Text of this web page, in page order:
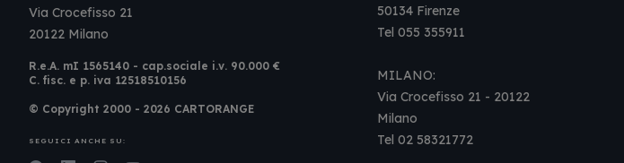
Via Crocefisso 21
20122 Milano
R.e.A. mI 1565140 - cap.sociale i.v. 90.000 €
C. fisc. e p. iva 12518510156
© Copyright 2000 - 2026 CARTORANGE
SEGUICI ANCHE SU:
50134 Firenze
Tel 055 355911
MILANO:
Via Crocefisso 21 - 20122
Milano
Tel 02 58321772